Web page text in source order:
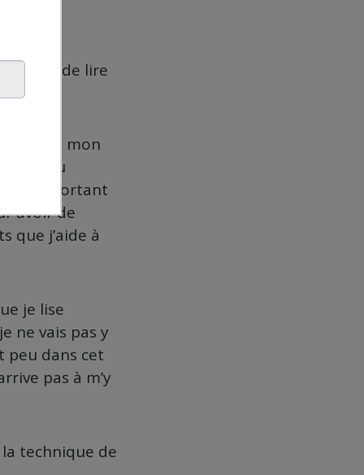
de lire
un peu mon
du
important
avoir de
que j’aide à
je lise
ne vais pas y
peu dans cet
pas à m’y
la technique de